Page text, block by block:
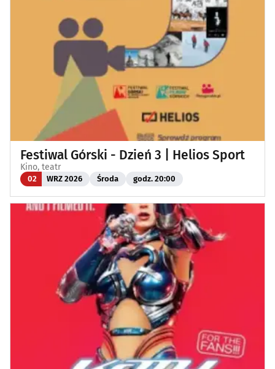
Festiwal Górski - Dzień 3 | Helios Sport
Kino, teatr
02 WRZ 2026 Środa godz. 20:00